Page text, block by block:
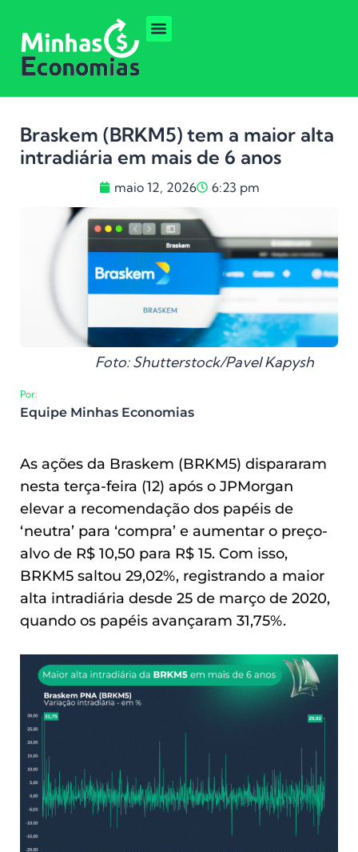
Braskem (BRKM5) tem a maior alta
intradiária em mais de 6 anos
maio 12, 2026 6:23 pm
Foto: Shutterstock/Pavel Kapysh
Por:
Equipe Minhas Economias
As ações da Braskem (BRKM5) dispararam
nesta terça-feira (12) após o JPMorgan
elevar a recomendação dos papéis de
‘neutra’ para ‘compra’ e aumentar o preço-
alvo de R$ 10,50 para R$ 15. Com isso,
BRKM5 saltou 29,02%, registrando a maior
alta intradiária desde 25 de março de 2020,
quando os papéis avançaram 31,75%.